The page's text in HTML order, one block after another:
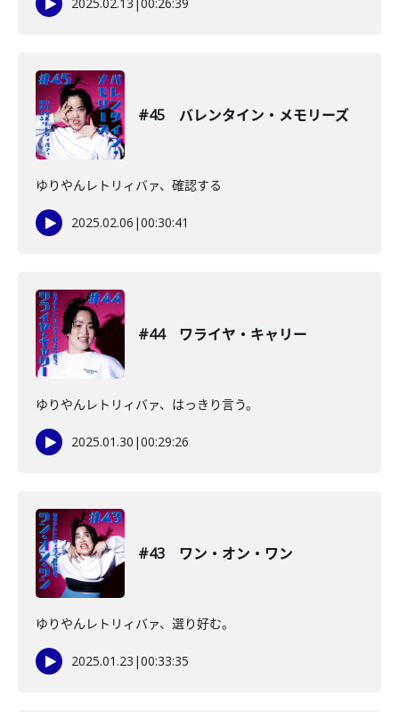
#45 バレンタイン・メモリーズ
ゆりやんレトリィバァ、確認する
2025.02.06 |00:30:41
#44 ワライヤ・キャリー
ゆりやんレトリィバァ、はっきり言う。
2025.01.30 |00:29:26
#43 ワン・オン・ワン
ゆりやんレトリィバァ、選り好む。
2025.01.23 |00:33:35